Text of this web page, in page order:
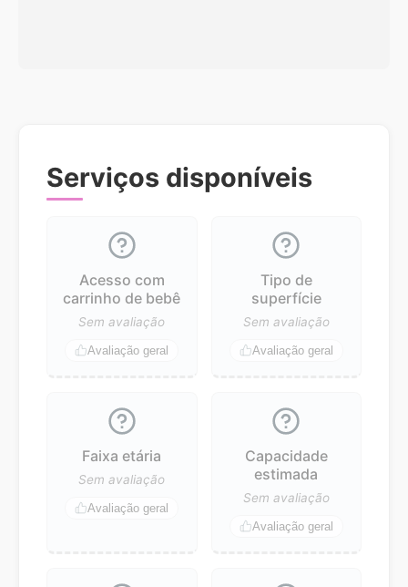
Serviços disponíveis
Acesso com
carrinho de bebê
Sem avaliação
Avaliação geral
Tipo de
superfície
Sem avaliação
Avaliação geral
Faixa etária
Sem avaliação
Avaliação geral
Capacidade
estimada
Sem avaliação
Avaliação geral